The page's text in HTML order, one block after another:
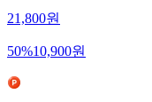
21,800원
50%10,900원